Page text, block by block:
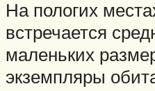
На пологих
встречается
маленьких
экземпляры